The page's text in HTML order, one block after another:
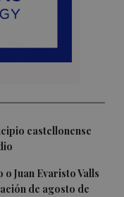
castellonense
Juan Evaristo Valls
de agosto de